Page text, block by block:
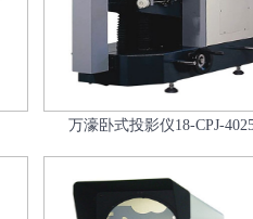
万濠卧式投影仪18-CPJ-